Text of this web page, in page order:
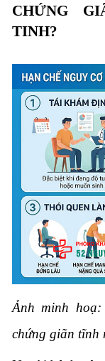
CHỨNG
TINH?
Ảnh minh
chứng giãn tĩnh